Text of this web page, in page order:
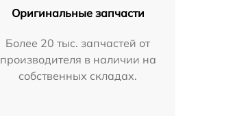
Оригинальные запчасти
Более 20 тыс. запчастей от
производителя в наличии на
собственных складах.